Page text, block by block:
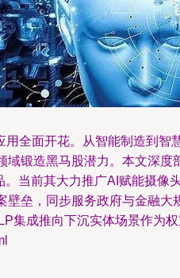
全面开花。从智能制造到
锻造黑马股潜力。本文深
当前其大力推广AI赋能摄像
垒，同步服务政府与金融
集成推向下沉实体场景作为